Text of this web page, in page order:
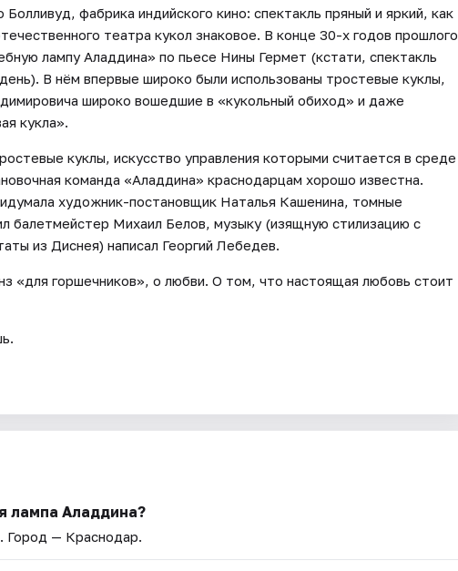
фабрика индийского кино: спектакль пряный и яркий, как
театра кукол знаковое. В конце 30-х годов прошлого
лампу Аладдина» по пьесе Нины Гермет (кстати, спектакль
В нём впервые широко были использованы тростевые куклы,
широко вошедшие в «кукольный обиход» и даже
кукла».
куклы, искусство управления которыми считается в среде
команда «Аладдина» краснодарцам хорошо известна.
художник-постановщик Наталья Кашенина, томные
балетмейстер Михаил Белов, музыку (изящную стилизацию с
из Диснея) написал Георгий Лебедев.
«для горшечников», о любви. О том, что настоящая любовь стоит
лампа Аладдина?
. Город — Краснодар.